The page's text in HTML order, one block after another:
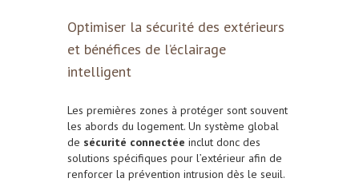
Optimiser la sécurité des extérieurs
et bénéfices de l’éclairage
intelligent
Les premières zones à protéger sont souvent
les abords du logement. Un système global
de sécurité connectée inclut donc des
solutions spécifiques pour l’extérieur afin de
renforcer la prévention intrusion dès le seuil.